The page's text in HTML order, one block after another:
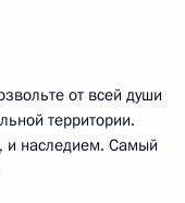
от всей души
территории.
и наследием. Самый